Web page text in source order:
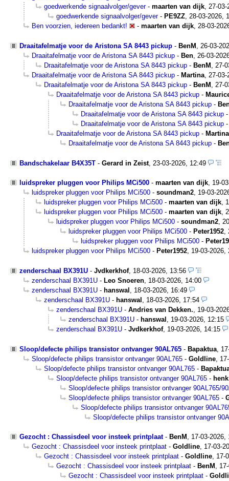
goedwerkende signaalvolger/gever- maarten van dijk, 27-03-
goedwerkende signaalvolger/gever- PE9ZZ, 28-03-2026,
Ben voorzien, iedereen bedankt!
- maarten van dijk, 28-03-
Draaitafelmatje voor de Aristona SA 8443 pickup - BenM
26-03-
Draaitafelmatje voor de Aristona SA 8443 pickup - Ben 26-03-
Draaitafelmatje voor de Aristona SA 8443 pickup - BenM
27-
Draaitafelmatje voor de Aristona SA 8443 pickup - Martina 27-
Draaitafelmatje voor de Aristona SA 8443 pickup - BenM
27-
Draaitafelmatje voor de Aristona SA 8443 pickup -
Draaitafelmatje voor de Aristona SA 8443 pickup -
Draaitafelmatje voor de Aristona SA 8443 pickup
Draaitafelmatje voor de Aristona SA 8443 pickup
Draaitafelmatje voor de Aristona SA 8443 pickup - Martina
Draaitafelmatje voor de Aristona SA 8443 pickup -
Bandschakelaar B4X35T - Gerard in Zeist, 23-03-2026, 12:49
luidspreker pluggen voor Philips MCi500 - maarten van dijk, 19-
luidspreker pluggen voor Philips MCi500 - soundman2, 19-03-
luidspreker pluggen voor Philips MCi500 - maarten van dijk,
luidspreker pluggen voor Philips MCi500 - maarten van dijk,
luidspreker pluggen voor Philips MCi500 - soundman2,
luidspreker pluggen voor Philips MCi500 - Peter1952,
luidspreker pluggen voor Philips MCi500 -
luidspreker pluggen voor Philips MCi500 - Peter1952, 19-03-2026,
zenderschaal BX391U - Jvdkerkhof, 18-03-2026, 13:56
zenderschaal BX391U - Leo Snoeren 18-03-2026, 14:00
zenderschaal BX391U - hanswal
18-03-2026, 16:49
zenderschaal BX391U - hanswal
18-03-2026, 17:54
zenderschaal BX391U - Andries van Dekken.
19-03-
zenderschaal BX391U - hanswal
19-03-2026, 12:15
zenderschaal BX391U - Jvdkerkhof, 19-03-2026, 14:15
Sloop/defecte philips transistor ontvanger 90AL765 - Bapaktua
Sloop/defecte philips transistor ontvanger 90AL765 - Goldline
Sloop/defecte philips transistor ontvanger 90AL765 -
Sloop/defecte philips transistor ontvanger 90AL765 -
Sloop/defecte philips transistor ontvanger 90AL765/
Sloop/defecte philips transistor ontvanger 90AL765 -
Sloop/defecte philips transistor ontvanger
Sloop/defecte philips transistor ontvanger
Gezocht : Chassisdeel voor insteek printplaat- BenM , 17-03-
Gezocht : Chassisdeel voor insteek printplaat - Goldline, 17-03-
Gezocht : Chassisdeel voor insteek printplaat - Goldline, 17-
Gezocht : Chassisdeel voor insteek printplaat - BenM ,
Gezocht : Chassisdeel voor insteek printplaat -